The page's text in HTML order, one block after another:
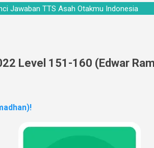
Kunci Jawaban TTS Asah Otakmu
Level 151-160 (Edwar